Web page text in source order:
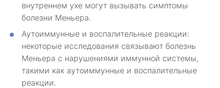
внутреннем ухе могут вызывать симптомы
болезни Меньера.
Аутоиммунные и воспалительные реакции:
некоторые исследования связывают болезнь
Меньера с нарушениями иммунной системы,
такими как аутоиммунные и воспалительные
реакции.